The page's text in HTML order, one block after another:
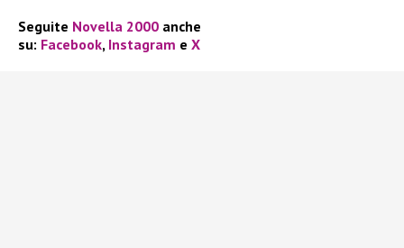
Seguite Novella 2000 anche
su: Facebook, Instagram e X